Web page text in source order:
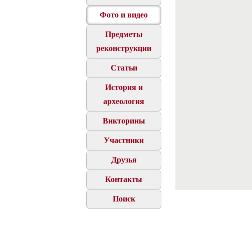
Фото и видео
Предметы
реконструкции
Статьи
История и
археология
Викторины
Участники
Друзья
Контакты
Поиск